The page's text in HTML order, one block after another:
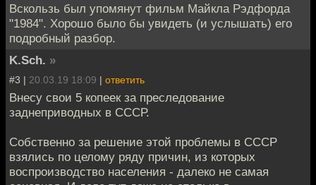
Вскользь был упомянут фильм Майкла Рэдфорда
"1984". Хорошо было бы увидеть (и услышать) его
подробный разбор.
K.Sch. »
#3 | 20.03.19 18:09 | ответить
Внесу свои 5 копеек за преследование
заднеприводных в СССР.
Собственно за решение этой проблемы в СССР
взялись по целому ряду причин, из которых
воспроизводство населения - далеко не самая